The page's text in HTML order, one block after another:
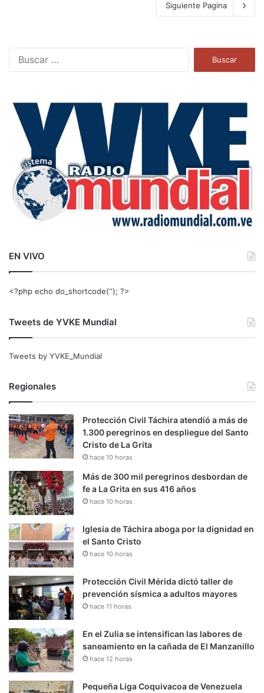
Siguiente Pagina
a
EN VIVO
<?php echo do_shortcode(‘‘); ?>
Tweets de YVKE Mundial
Tweets by YVKE_Mundial
Regionales
Protección Civil Táchira atendió a más de
1.300 peregrinos en despliegue del Santo
Cristo de La Grita
hace 10 horas
Más de 300 mil peregrinos desbordan de
fe a La Grita en sus 416 años
hace 10 horas
Iglesia de Táchira aboga por la dignidad en
el Santo Cristo
hace 10 horas
Protección Civil Mérida dictó taller de
prevención sísmica a adultos mayores
hace 11 horas
En el Zulia se intensifican las labores de
saneamiento en la cañada de El Manzanillo
hace 12 horas
Pequeña Liga Coquivacoa de Venezuela